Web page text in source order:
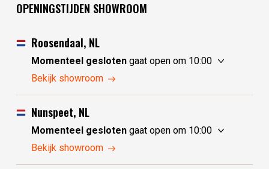
OPENINGSTIJDEN SHOWROOM
Roosendaal, NL
Momenteel geslotengaat open om 10:00
zaterdag
zondag
10:00 - 17:30
maandag
dinsdag
gesloten
woensdag
Bekijk showroom
Nunspeet, NL
Momenteel geslotengaat open om 10:00
zaterdag
zondag
gesloten
Bekijk showroom